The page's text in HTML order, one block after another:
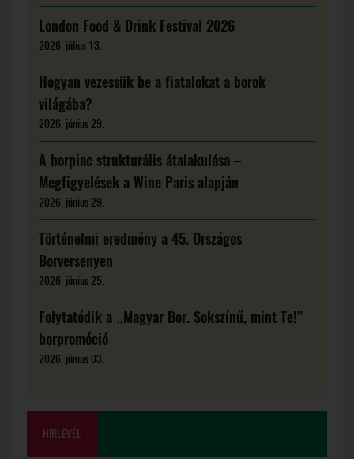
London Food & Drink Festival 2026
2026. július 13.
Hogyan vezessük be a fiatalokat a borok
világába?
2026. június 29.
A borpiac strukturális átalakulása –
Megfigyelések a Wine Paris alapján
2026. június 29.
Történelmi eredmény a 45. Országos
Borversenyen
2026. június 25.
Folytatódik a „Magyar Bor. Sokszínű, mint Te!”
borpromóció
2026. június 03.
HÍRLEVÉL